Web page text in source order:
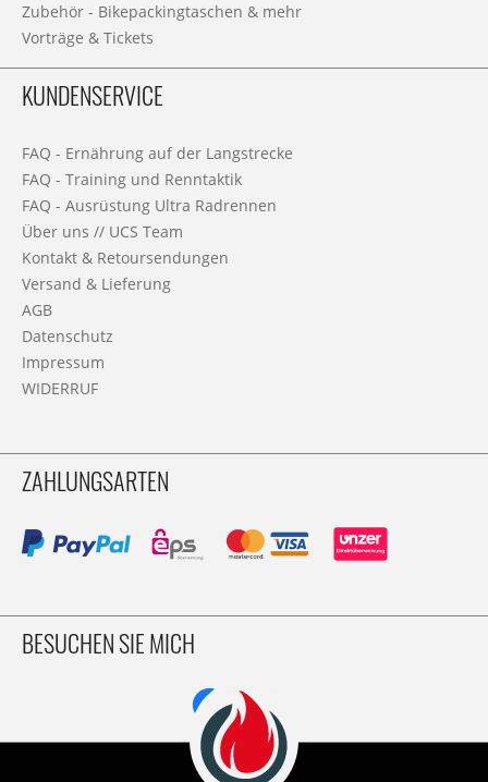
Zubehör - Bikepackingtaschen & mehr
Vorträge & Tickets
KUNDENSERVICE
FAQ - Ernährung auf der Langstrecke
FAQ - Training und Renntaktik
FAQ - Ausrüstung Ultra Radrennen
Über uns // UCS Team
Kontakt & Retoursendungen
Versand & Lieferung
AGB
Datenschutz
Impressum
WIDERRUF
ZAHLUNGSARTEN
BESUCHEN SIE MICH